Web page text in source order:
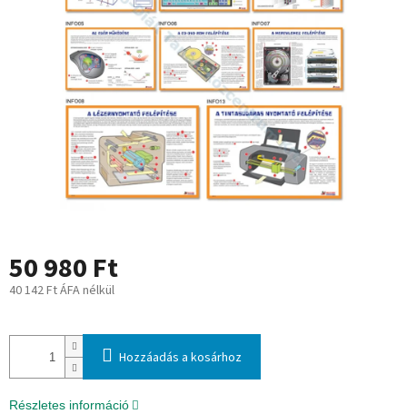
50 980 Ft
40 142 Ft ÁFA nélkül
Hozzáadás a kosárhoz
Részletes információ